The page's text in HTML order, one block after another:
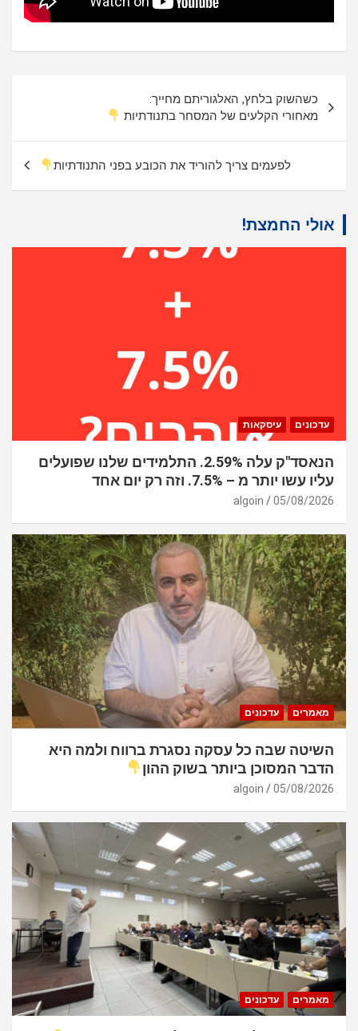
כשהשוק בלחץ, האלגוריתם מחייך:
מאחורי הקלעים של המסחר בתנודתיות
לפעמים צריך להוריד את הכובע בפני התנודתיות
אולי החמצת!
עדכונים עיסקאות
הנאסד"ק עלה 2.59%. התלמידים שלנו שפועלים
עליו עשו יותר מ – 7.5%. וזה רק יום אחד
05/08/2026
algoin
מאמרים עדכונים
השיטה שבה כל עסקה נסגרת ברווח ולמה היא
הדבר המסוכן ביותר בשוק ההון
05/08/2026
algoin
מאמרים עדכונים